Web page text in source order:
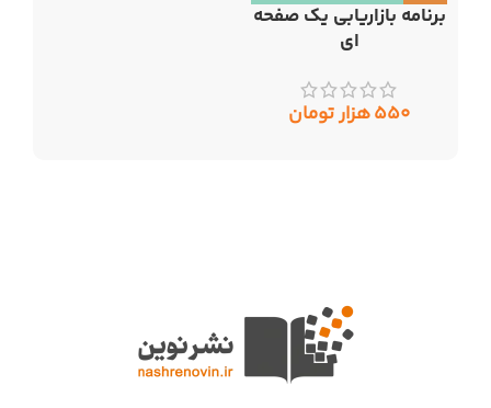
برنامه بازاریابی یک صفحه
ای
۵۵۰هزار تومان